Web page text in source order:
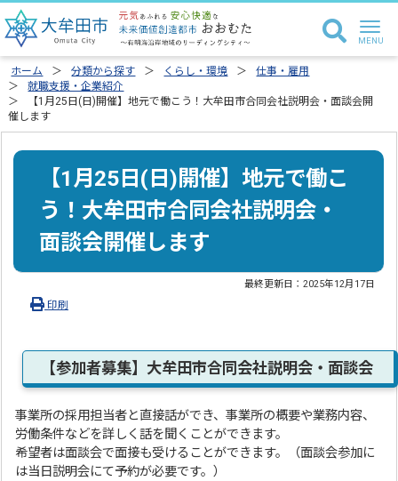
ホーム 分類から探す くらし・環境
仕事・雇用
就職支援・企業紹介
【1月25日(日)開催】地元で働こう！大牟田市合同会社説明会・面談会開
催します
【1月25日(日)開催】地元で働こ
う！大牟田市合同会社説明会・
面談会開催します
最終更新日：2025年12月17日
印刷
【参加者募集】大牟田市合同会社説明会・面談会
事業所の採用担当者と直接話ができ、事業所の概要や業務内容、
労働条件などを詳しく話を聞くことができます。
希望者は面談会で面接も受けることができます。（面談会参加に
は当日説明会にて予約が必要です。）